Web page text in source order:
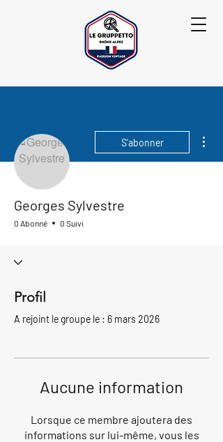
S'abonner
Georges Sylvestre
0 Abonné 0 Suivi
Profil
A rejoint le groupe le : 6 mars 2026
Aucune information
Lorsque ce membre ajoutera des
informations sur lui-même, vous les